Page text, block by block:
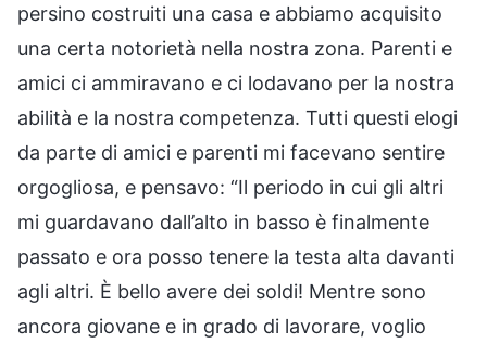
persino costruiti una casa e abbiamo acquisito
una certa notorietà nella nostra zona. Parenti e
amici ci ammiravano e ci lodavano per la nostra
abilità e la nostra competenza. Tutti questi elogi
da parte di amici e parenti mi facevano sentire
orgogliosa, e pensavo: “Il periodo in cui gli altri
mi guardavano dall’alto in basso è finalmente
passato e ora posso tenere la testa alta davanti
agli altri. È bello avere dei soldi! Mentre sono
ancora giovane e in grado di lavorare, voglio